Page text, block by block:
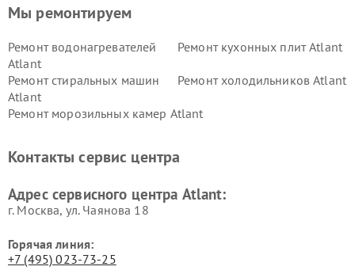
Мы ремонтируем
Ремонт водонагревателей
Atlant
Ремонт кухонных плит Atlant
Ремонт стиральных машин
Atlant
Ремонт холодильников Atlant
Ремонт морозильных камер Atlant
Контакты сервис центра
Адрес сервисного центра Atlant:
г. Москва, ул. Чаянова 18
Горячая линия:
+7 (495) 023-73-25